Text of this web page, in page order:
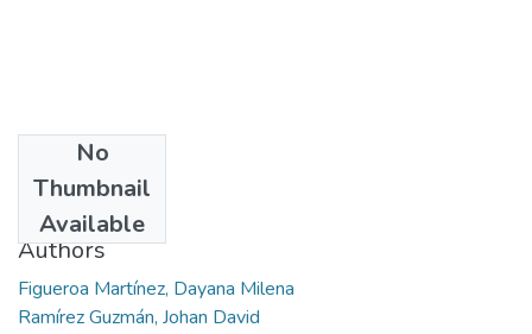
No
Thumbnail
Available
2013
Authors
Figueroa Martínez, Dayana Milena
Ramírez Guzmán, Johan David